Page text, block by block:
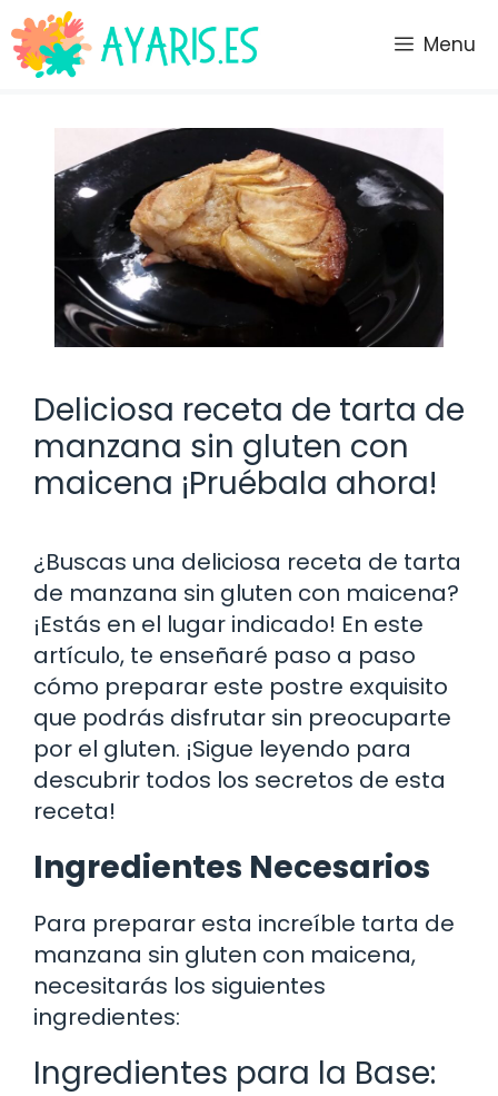
Saltar
al
contenido
Menu
Deliciosa receta de tarta de
manzana sin gluten con
maicena ¡Pruébala ahora!
¿Buscas una deliciosa receta de tarta
de manzana sin gluten con maicena?
¡Estás en el lugar indicado! En este
artículo, te enseñaré paso a paso
cómo preparar este postre exquisito
que podrás disfrutar sin preocuparte
por el gluten. ¡Sigue leyendo para
descubrir todos los secretos de esta
receta!
Ingredientes Necesarios
Para preparar esta increíble tarta de
manzana sin gluten con maicena,
necesitarás los siguientes
ingredientes:
Ingredientes para la Base: